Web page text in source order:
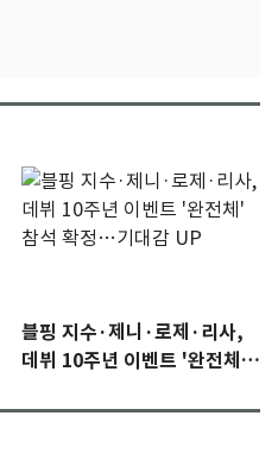
블핑 지수·제니·로제·리사,
데뷔 10주년 이벤트 '완전체'